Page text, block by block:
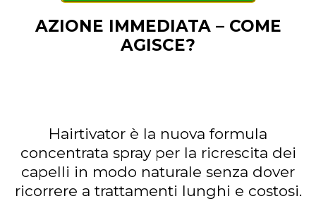
AZIONE IMMEDIATA – COME
AGISCE?
Hairtivator è la nuova formula
concentrata spray per la ricrescita dei
capelli in modo naturale senza dover
ricorrere a trattamenti lunghi e costosi.